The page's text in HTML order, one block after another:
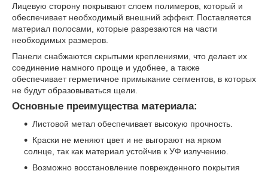
Лицевую сторону покрывают слоем полимеров, который и
обеспечивает необходимый внешний эффект. Поставляется
материал полосами, которые разрезаются на части
необходимых размеров.
Панели снабжаются скрытыми креплениями, что делает их
соединение намного проще и удобнее, а также
обеспечивает герметичное примыкание сегментов, в которых
не будут образовываться щели.
Основные преимущества материала:
Листовой метал обеспечивает высокую прочность.
Краски не меняют цвет и не выгорают на ярком
солнце, так как материал устойчив к УФ излучению.
Возможно восстановление поврежденного покрытия